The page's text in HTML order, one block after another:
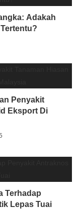
Adakah
Penyakit
Eksport Di
Terhadap
Lepas Tuai